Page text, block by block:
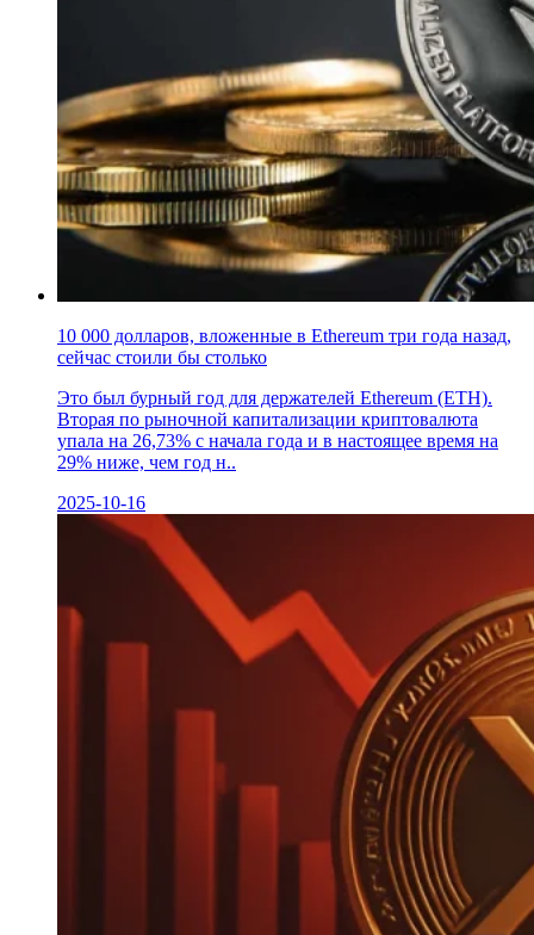
10 000 долларов, вложенные в Ethereum три года назад,
сейчас стоили бы столько
Это был бурный год для держателей Ethereum (ETH).
Вторая по рыночной капитализации криптовалюта
упала на 26,73% с начала года и в настоящее время на
29% ниже, чем год н..
2025-10-16